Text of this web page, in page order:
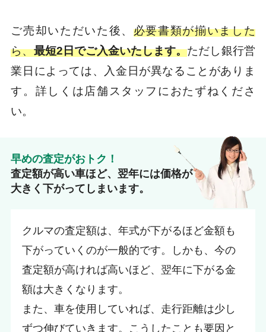
ご売却いただいた後、 必要書類が揃いました
ら、最短2日でご入金いたします。ただし銀行営
業日によっては、入金日が異なることがありま
す。詳しくは店舗スタッフにおたずねくださ
い。
早めの査定がおトク！
査定額が高い車ほど、翌年には価格が
大きく下がってしまいます。
クルマの査定額は、年式が下がるほど金額も
下がっていくのが一般的です。しかも、今の
査定額が高ければ高いほど、翌年に下がる金
額は大きくなります。
また、車を使用していれば、走行距離は少し
ずつ伸びていきます。こうしたことも要因と